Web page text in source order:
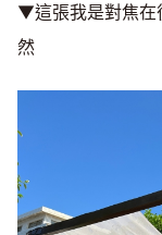
▼這張我是對焦在
然